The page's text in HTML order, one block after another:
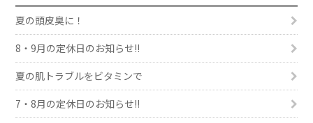
夏の頭皮臭に！
8・9月の定休日のお知らせ!!
夏の肌トラブルをビタミンで
7・8月の定休日のお知らせ!!